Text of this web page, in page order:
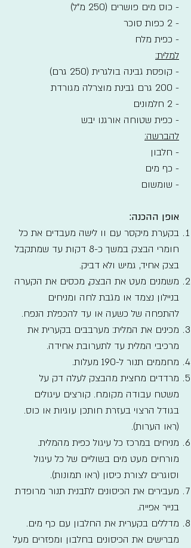
- כוס מים פושרים (250 מ"ל)
- 2 כפות סוכר
- כפית מלח
למלית:
- קופסת גבינה בולגרית (250 גרם)
- 200 גרם גבינת מוצרלה מגורדת
- 2 חלמונים
- כפית שטוחה אורגנו יבש
להברשה:
- חלבון
- כף מים
- שומשום
אופן ההכנה:
בקערת מיקסר עם וו לישה מעבדים את כל
חומרי הבצק במשך כ-8 דקות עד שמתקבל
בצק אחיד, גמיש ולא דביק.
משמנים מעט את הבצק, מכסים את הקערה
בניילון נצמד או מגבת לחה ומניחים
להתפחה של כשעה או עד להכפלת הנפח.
מכינים את המלית: מערבבים בקערית את
מרכיבי המלית עד לתערובת אחידה.
מחממים תנור ל-190 מעלות.
מרדדים מחצית מהבצק לעלה דק על
משטח עבודה מקומח. קורצים עיגולים
בגודל הרצוי בעזרת חותכן עוגיות או כוס.
(ראו הערות).
מניחים במרכז כל עיגול כפית מהמלית.
מורחים מעט מים בשוליים של כל עיגול
וסוגרים לצורת כיסון (ראו תמונות).
מעבירים את הכיסונים לתבנית תנור מרופדת
בנייר אפייה.
מדללים בקערית את החלבון עם כף מים.
מברישים את הכיסונים בחלבון ומפזרים מעל